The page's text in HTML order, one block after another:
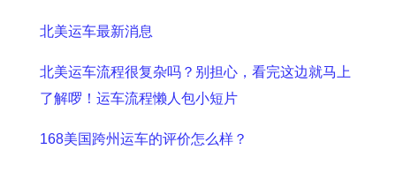
北美运车最新消息
北美运车流程很复杂吗？别担心，看完这边就马上
了解啰！运车流程懒人包小短片
168美国跨州运车的评价怎么样？